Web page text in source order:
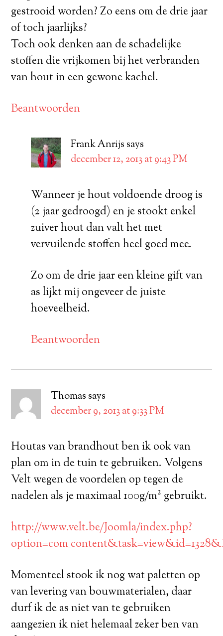
gestrooid worden? Zo eens om de drie jaar
of toch jaarlijks?
Toch ook denken aan de schadelijke
stoffen die vrijkomen bij het verbranden
van hout in een gewone kachel.
Beantwoorden
Frank Anrijs says
december 12, 2013 at 9:43 PM
Wanneer je hout voldoende droog is
(2 jaar gedroogd) en je stookt enkel
zuiver hout dan valt het met
vervuilende stoffen heel goed mee.
Zo om de drie jaar een kleine gift van
as lijkt mij ongeveer de juiste
hoeveelheid.
Beantwoorden
Thomas says
december 9, 2013 at 9:33 PM
Houtas van brandhout ben ik ook van
plan om in de tuin te gebruiken. Volgens
Velt wegen de voordelen op tegen de
nadelen als je maximaal 100g/m² gebruikt.
http://www.velt.be/Joomla/index.php?
Momenteel stook ik nog wat paletten op
van levering van bouwmaterialen, daar
durf ik de as niet van te gebruiken
aangezien ik niet helemaal zeker ben van